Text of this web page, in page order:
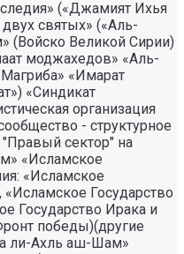
(«Джамият Ихья
святых» («Аль-
Великой Сирии)
моджахедов» «Аль-
«Имарат
«Синдикат
организация
- структурное
сектор" на
«Исламское
«Исламское
Государство
Государство Ирака и
победы)(другие
ли-Ахль аш-Шам»